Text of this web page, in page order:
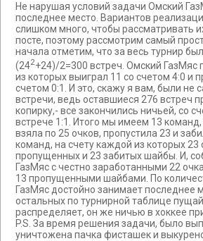
Не нарушая условий задачи Омский
последнее место. Вариантов
слишком много, чтобы рассматривать
посте, поэтому рассмотрим самый
начала отметим, что за весь турнир
(242+24)/2=300 встреч. Омский ГазМяс
из которых выиграл 11 со счетом 4:0 и
счетом 0:1. И это, скажу я вам, были не
встречи, ведь оставшиеся 276 встреч
копирку,- все закончились ничьей, со
встрече 1:1. Итого мы имеем 13
взяла по 25 очков, пропустила 23 и
команд, на счету каждой из которых 23
пропущенных и 23 забитых шайбы. И,
ГазМяс с честно заработанными 22
13 пропущенными шайбами. По
ГазМяс достойно занимает последнее
остальных по турнирной таблице
распределяет, он же ничью в хоккее
P.S. За время решения задачи, было
уничтожена пачка фисташек и